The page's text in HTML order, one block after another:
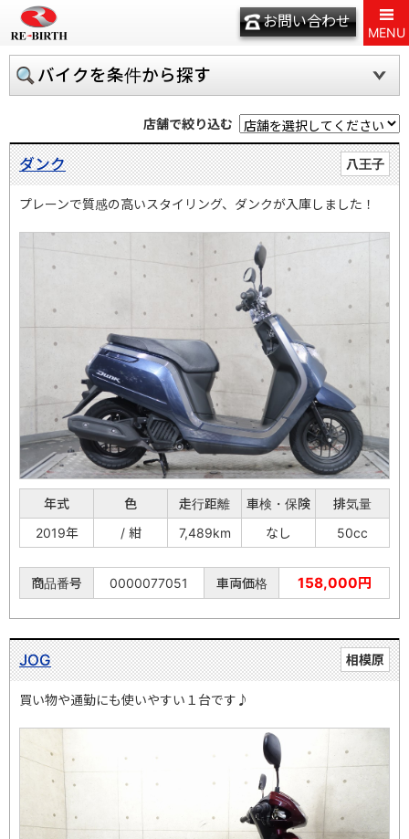
お問い合わせ
MENU
バイクを条件から探す
店舗で絞り込む
八王子
ダンク
プレーンで質感の高いスタイリング、ダンクが入庫しました！
年式 色 走行距離 車検・保険
排気量
2019年
/ 紺 7,489km なし 50cc
商品番号 0000077051 車両価格 158,000円
相模原
JOG
買い物や通勤にも使いやすい１台です♪